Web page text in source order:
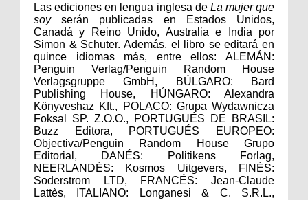
Las ediciones en lengua inglesa de La mujer que
soyserán publicadas en Estados Unidos,
Canadá y Reino Unido, Australia e India por
Simon & Schuter. Además, el libro se editará en
quince idiomas más, entre ellos: ALEMÁN:
Penguin Verlag/Penguin Random House
Verlagsgruppe GmbH, BÚLGARO: Bard
Publishing House, HÚNGARO: Alexandra
Könyveshaz Kft., POLACO: Grupa Wydawnicza
Foksal SP. Z.O.O., PORTUGUÉS DE BRASIL:
Buzz Editora, PORTUGUÉS EUROPEO:
Objectiva/Penguin Random House Grupo
Editorial, DANÉS: Politikens Forlag,
NEERLANDÉS: Kosmos Uitgevers, FINÉS:
Soderstrom LTD, FRANCÉS: Jean-Claude
Lattès, ITALIANO: Longanesi & C. S.R.L.,